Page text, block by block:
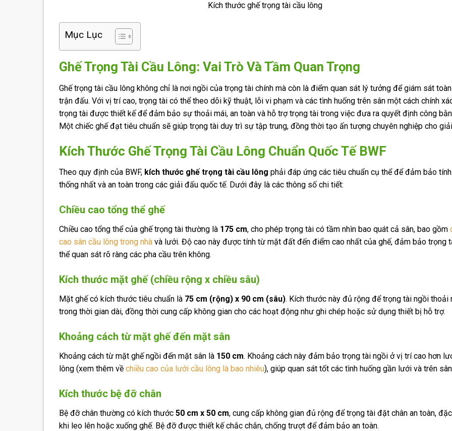
Kích thước ghế trọng tài cầu lông
Mục Lục
Ghế Trọng Tài Cầu Lông: Vai Trò Và Tầm Quan Trọng
Ghế trọng tài cầu lông không chỉ là nơi ngồi của trọng tài chính mà còn là điểm quan sát lý tưởng để giám sát
trận đấu. Với vị trí cao, trọng tài có thể theo dõi kỹ thuật, lỗi vi phạm và các tình huống trên sân một cách chính
trọng tài được thiết kế để đảm bảo sự thoải mái, an toàn và hỗ trợ trọng tài trong việc đưa ra quyết định công
Một chiếc ghế đạt tiêu chuẩn sẽ giúp trọng tài duy trì sự tập trung, đồng thời tạo ấn tượng chuyên nghiệp cho
Kích Thước Ghế Trọng Tài Cầu Lông Chuẩn Quốc Tế BWF
Theo quy định của BWF, kích thước ghế trọng tài cầu lông phải đáp ứng các tiêu chuẩn cụ thể để đảm bảo tính
thống nhất và an toàn trong các giải đấu quốc tế. Dưới đây là các thông số chi tiết:
Chiều cao tổng thể ghế
Chiều cao tổng thể của ghế trọng tài thường là 175 cm, cho phép trọng tài có tầm nhìn bao quát cả sân, bao gồm
cao sân cầu lông trong nhà và lưới. Độ cao này được tính từ mặt đất đến điểm cao nhất của ghế, đảm bảo trọng
thể quan sát rõ ràng các pha cầu trên không.
Kích thước mặt ghế (chiều rộng x chiều sâu)
Mặt ghế có kích thước tiêu chuẩn là 75 cm (rộng) x 90 cm (sâu). Kích thước này đủ rộng để trọng tài ngồi thoải
trong thời gian dài, đồng thời cung cấp không gian cho các hoạt động như ghi chép hoặc sử dụng thiết bị hỗ trợ.
Khoảng cách từ mặt ghế đến mặt sân
Khoảng cách từ mặt ghế ngồi đến mặt sân là 150 cm. Khoảng cách này đảm bảo trọng tài ngồi ở vị trí cao hơn
lông (xem thêm về chiều cao của lưới cầu lông là bao nhiêu), giúp quan sát tốt các tình huống gần lưới và trên
Kích thước bệ đỡ chân
Bệ đỡ chân thường có kích thước 50 cm x 50 cm, cung cấp không gian đủ rộng để trọng tài đặt chân an toàn,
khi leo lên hoặc xuống ghế. Bệ đỡ được thiết kế chắc chắn, chống trượt để đảm bảo an toàn.